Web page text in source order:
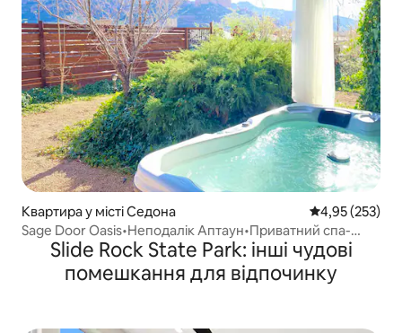
Квартира у місті Седона Середня
4,95 (253)
Sage Door Oasis•Неподалік Аптаун•Приватний спа-
центрSlide Rock State Park: інші чудові
помешкання для відпочинку